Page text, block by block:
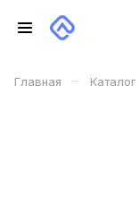
Главная – Каталог